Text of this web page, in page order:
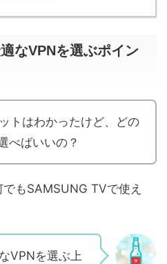
なVPNを選ぶポイン
トはわかったけど、どの
べばいいの？
もSAMSUNG TVで使え
VPNを選ぶ上